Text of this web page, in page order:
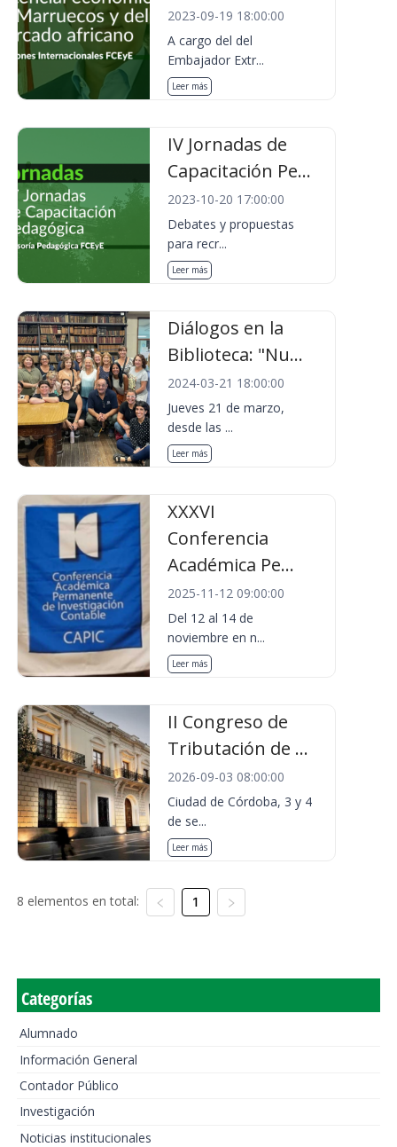
2023-09-19 18:00:00
A cargo del del
Embajador Extr...
Leer más
IV Jornadas de
Capacitación Pe...
2023-10-20 17:00:00
Debates y propuestas
para recr...
Leer más
Diálogos en la
Biblioteca: "Nu...
2024-03-21 18:00:00
Jueves 21 de marzo,
desde las ...
Leer más
XXXVI
Conferencia
Académica Pe...
2025-11-12 09:00:00
Del 12 al 14 de
noviembre en n...
Leer más
II Congreso de
Tributación de ...
2026-09-03 08:00:00
Ciudad de Córdoba, 3 y 4
de se...
Leer más
8 elementos en total: 1
Categorías
Alumnado
Información General
Contador Público
Investigación
Noticias institucionales